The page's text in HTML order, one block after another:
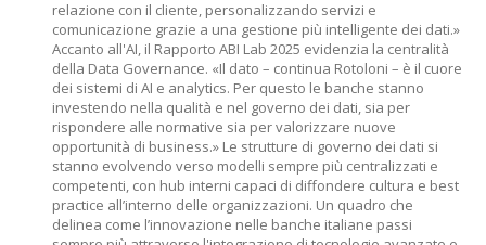
relazione con il cliente, personalizzando servizi e
comunicazione grazie a una gestione più intelligente dei dati.»
Accanto all'AI, il Rapporto ABI Lab 2025 evidenzia la centralità
della Data Governance. «Il dato – continua Rotoloni – è il cuore
dei sistemi di AI e analytics. Per questo le banche stanno
investendo nella qualità e nel governo dei dati, sia per
rispondere alle normative sia per valorizzare nuove
opportunità di business.» Le strutture di governo dei dati si
stanno evolvendo verso modelli sempre più centralizzati e
competenti, con hub interni capaci di diffondere cultura e best
practice all’interno delle organizzazioni. Un quadro che
delinea come l’innovazione nelle banche italiane passi